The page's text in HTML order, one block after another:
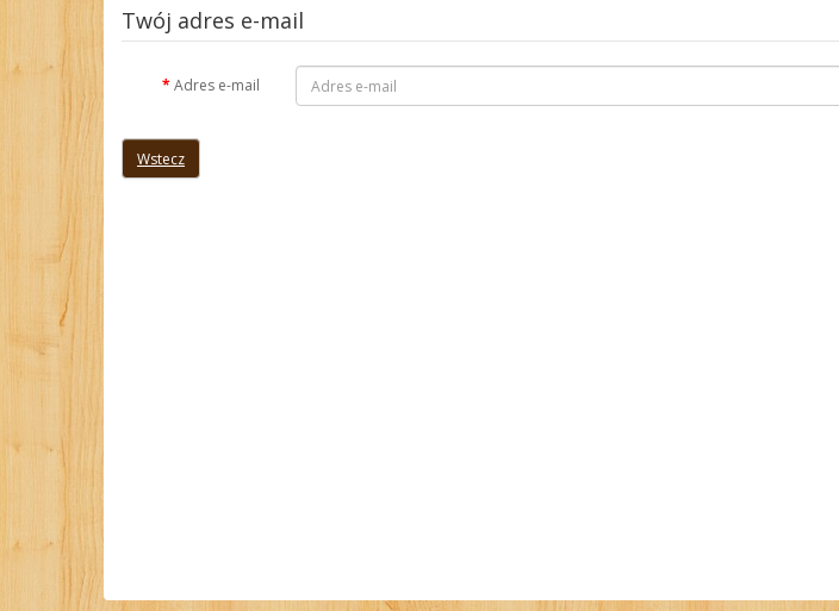
Twój adres e-mail
Adres e-mail
Wstecz